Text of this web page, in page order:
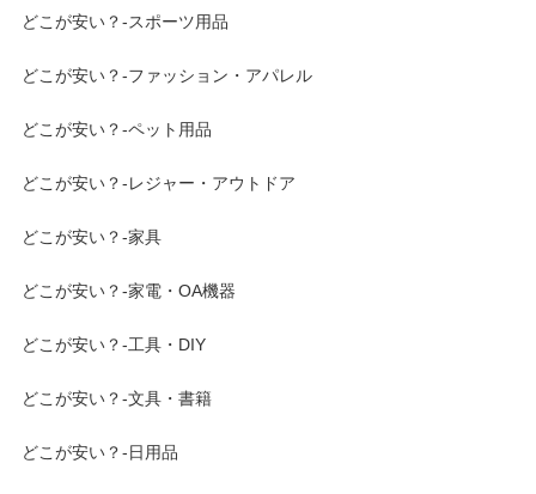
どこが安い？-スポーツ用品
どこが安い？-ファッション・アパレル
どこが安い？-ペット用品
どこが安い？-レジャー・アウトドア
どこが安い？-家具
どこが安い？-家電・OA機器
どこが安い？-工具・DIY
どこが安い？-文具・書籍
どこが安い？-日用品